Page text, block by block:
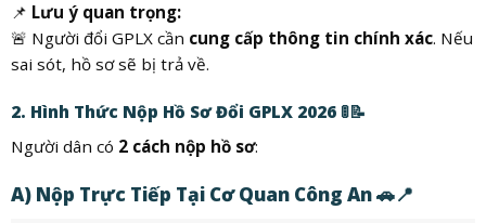
📌 Lưu ý quan trọng:
🚨 Người đổi GPLX cần cung cấp thông tin chính xác. Nếu
sai sót, hồ sơ sẽ bị trả về.
2. Hình Thức Nộp Hồ Sơ Đổi GPLX 2026 🚦📝
Người dân có 2 cách nộp hồ sơ:
A) Nộp Trực Tiếp Tại Cơ Quan Công An 🚗📍